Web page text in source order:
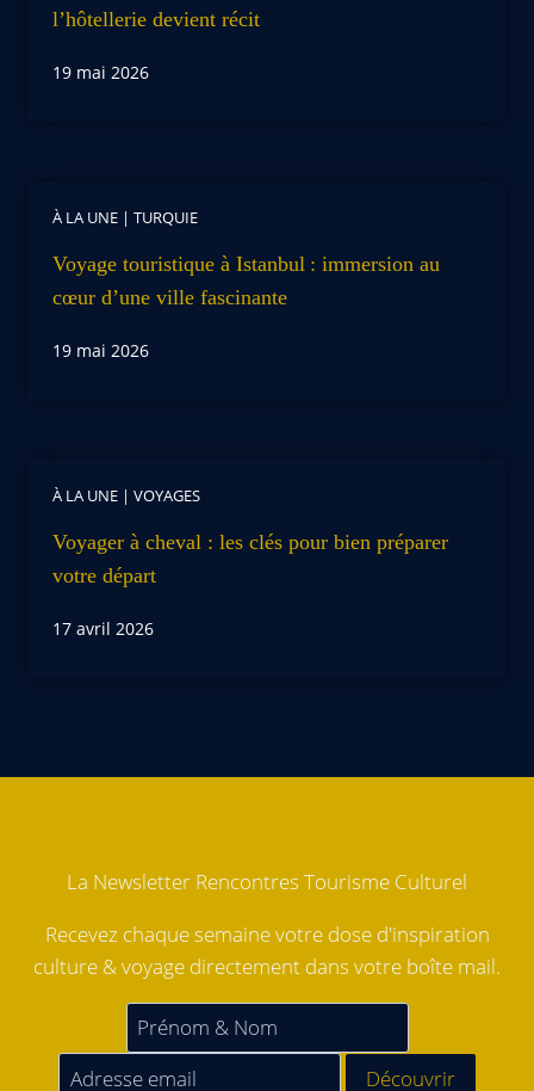
l’hôtellerie devient récit
19 mai 2026
À LA UNE | TURQUIE
Voyage touristique à Istanbul : immersion au
cœur d’une ville fascinante
19 mai 2026
À LA UNE | VOYAGES
Voyager à cheval : les clés pour bien préparer
votre départ
17 avril 2026
La Newsletter Rencontres Tourisme Culturel
Recevez chaque semaine votre dose d'inspiration
culture & voyage directement dans votre boîte mail.